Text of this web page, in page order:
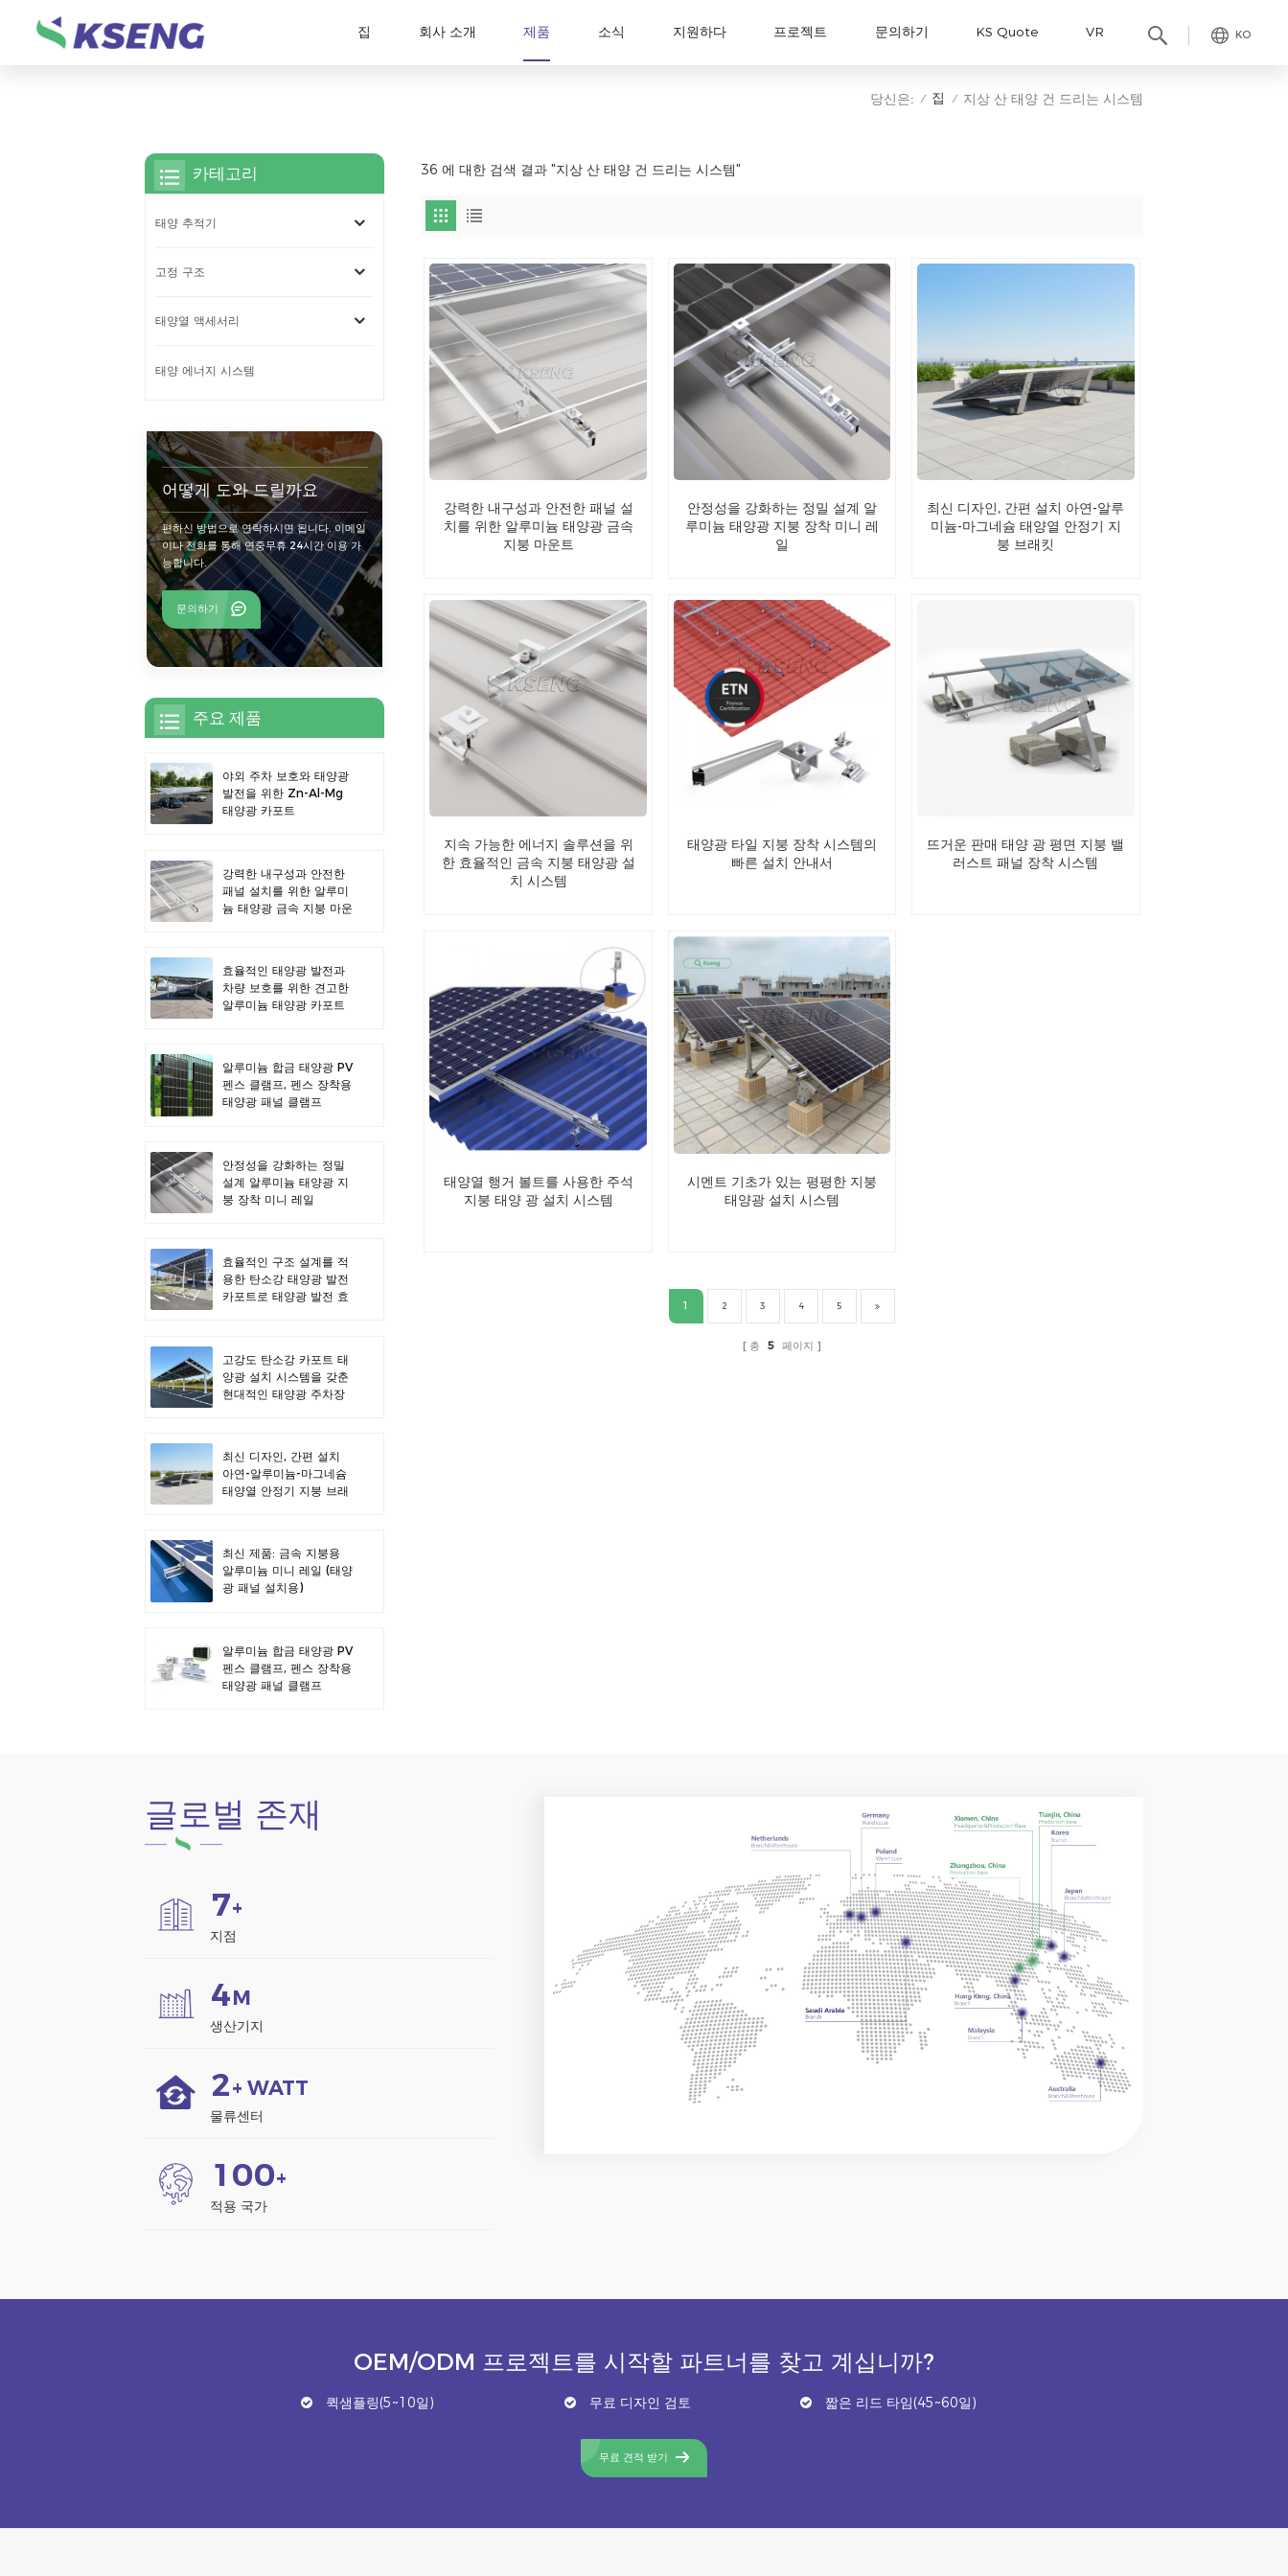
KO
집 회사 소개 제품 소식 지원하다 프로젝트 문의하기 KS Quote VR
당신은: / 집 / 지상 산 태양 건 드리는 시스템
36 에 대한 검색 결과 "지상 산 태양 건 드리는 시스템"
강력한 내구성과 안전한 패널 설
치를 위한 알루미늄 태양광 금속
지붕 마운트
안정성을 강화하는 정밀 설계 알
루미늄 태양광 지붕 장착 미니 레
일
최신 디자인, 간편 설치 아연-알루
미늄-마그네슘 태양열 안정기 지
붕 브래킷
지속 가능한 에너지 솔루션을 위
한 효율적인 금속 지붕 태양광 설
치 시스템
태양광 타일 지붕 장착 시스템의
빠른 설치 안내서
뜨거운 판매 태양 광 평면 지붕 밸
러스트 패널 장착 시스템
태양열 행거 볼트를 사용한 주석
지붕 태양 광 설치 시스템
시멘트 기초가 있는 평평한 지붕
태양광 설치 시스템
1 2 3 4 5
총 5 페이지
카테고리
태양 추적기
고정 구조
태양열 액세서리
태양 에너지 시스템
어떻게 도와 드릴까요
편하신 방법으로 연락하시면 됩니다. 이메일
이나 전화를 통해 연중무휴 24시간 이용 가
능합니다.
문의하기
주요 제품
야외 주차 보호와 태양광
발전을 위한 Zn-Al-Mg
태양광 카포트
강력한 내구성과 안전한
패널 설치를 위한 알루미
늄 태양광 금속 지붕 마운
효율적인 태양광 발전과
차량 보호를 위한 견고한
알루미늄 태양광 카포트
알루미늄 합금 태양광 PV
펜스 클램프, 펜스 장착용
태양광 패널 클램프
안정성을 강화하는 정밀
설계 알루미늄 태양광 지
붕 장착 미니 레일
효율적인 구조 설계를 적
용한 탄소강 태양광 발전
카포트로 태양광 발전 효
고강도 탄소강 카포트 태
양광 설치 시스템을 갖춘
현대적인 태양광 주차장
최신 디자인, 간편 설치
아연-알루미늄-마그네슘
태양열 안정기 지붕 브래
최신 제품: 금속 지붕용
알루미늄 미니 레일 (태양
광 패널 설치용)
알루미늄 합금 태양광 PV
펜스 클램프, 펜스 장착용
태양광 패널 클램프
글로벌 존재
7+
지점
4M
생산기지
2+ WATT
물류센터
1 00+
적용 국가
OEM/ODM 프로젝트를 시작할 파트너를 찾고 계십니까?
퀵샘플링(5~10일) 무료 디자인 검토 짧은 리드 타임(45~60일)
무료 견적 받기